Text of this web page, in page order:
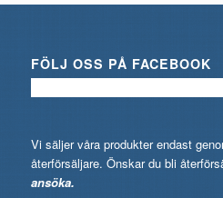
FÖLJ OSS PÅ FACEBOOK
Vi säljer våra produkter endast
återförsäljare. Önskar du bli
ansöka.